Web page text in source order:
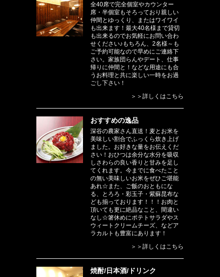
全40席で完全個室やカウンター
席・半個室もそろっており親しい
仲間とゆっくり、またはワイワイ
も出来ます！最大40名様まで貸切
も出来るのでお気軽にお問い合わ
せください♪もちろん、2名様～も
ご予約可能なので早めにご連絡下
さい。家族団らんやデート、仕事
帰りに仲間と！などな用途にも合
うお料理と共に楽しい一時をお過
ごし下さい！
＞＞詳しくはこちら
おすすめの逸品
深谷の農家さん直送！麦とお米を
美味しい割合でふっくら炊き上げ
ました。お好きな量をお伝えくだ
さい！おひつは余分な水分を吸収
しさわらの良い香りと甘みを足し
てくれます。今までに食べたこと
の無い美味しいお米をぜひご堪能
あれ☆また、ご飯のおともにな
る、とろろ・彩玉子・紫蘇昆布な
ども揃っております！！！お肉と
頂いても更に絶品なこと、間違い
なし☆箸休めにポテトサラダやス
ウィートクリームチーズ、などア
ラカルトも豊富にあります！
＞＞詳しくはこちら
焼酎/日本酒/ドリンク